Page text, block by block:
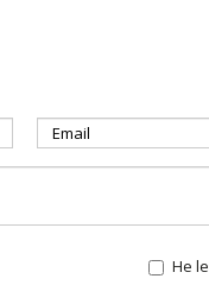
He